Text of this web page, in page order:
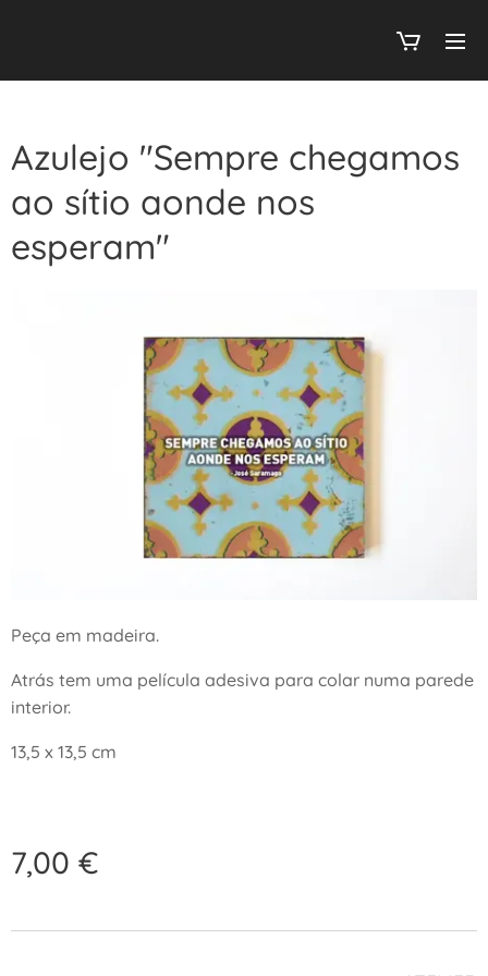
Azulejo "Sempre chegamos
ao sítio aonde nos
esperam"
Peça em madeira.
Atrás tem uma película adesiva para colar numa parede
interior.
13,5 x 13,5 cm
7,00 €